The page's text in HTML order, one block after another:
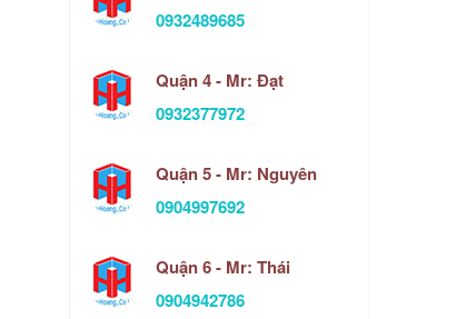
0932489685
Quận 4 - Mr: Đạt
0932377972
Quận 5 - Mr: Nguyên
0904997692
Quận 6 - Mr: Thái
0904942786